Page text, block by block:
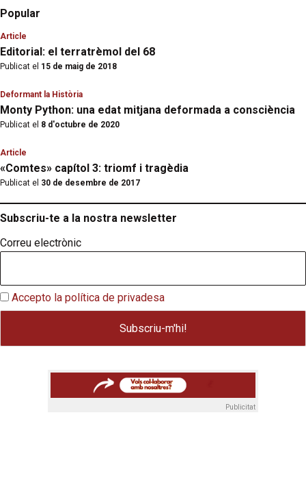
Popular
Article
Editorial: el terratrèmol del 68
Publicat el 15 de maig de 2018
Deformant la Història
Monty Python: una edat mitjana deformada a consciència
Publicat el 8 d'octubre de 2020
Article
«Comtes» capítol 3: triomf i tragèdia
Publicat el 30 de desembre de 2017
Subscriu-te a la nostra newsletter
Correu electrònic
Accepto la política de privadesa
Publicitat